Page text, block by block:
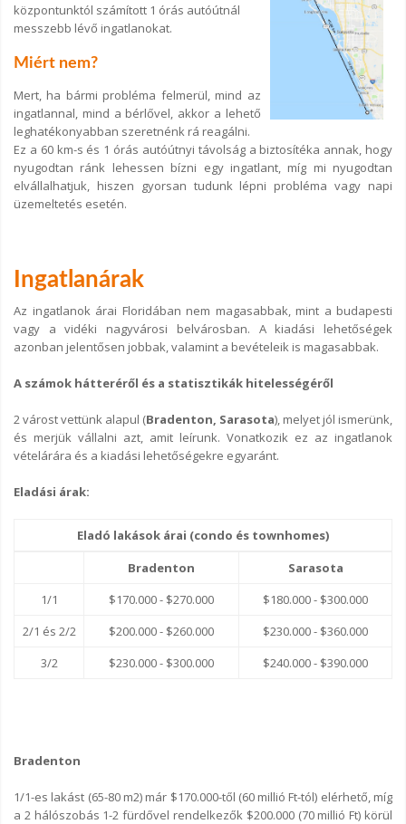
központunktól számított 1 órás autóútnál
messzebb lévő ingatlanokat.
Miért nem?
Mert, ha bármi probléma felmerül, mind az
ingatlannal, mind a bérlővel, akkor a lehető
leghatékonyabban szeretnénk rá reagálni.
Ez a 60 km-s és 1 órás autóútnyi távolság a biztosítéka annak, hogy
nyugodtan ránk lehessen bízni egy ingatlant, míg mi nyugodtan
elvállalhatjuk, hiszen gyorsan tudunk lépni probléma vagy napi
üzemeltetés esetén.
Ingatlanárak
Az ingatlanok árai Floridában nem magasabbak, mint a budapesti
vagy a vidéki nagyvárosi belvárosban. A kiadási lehetőségek
azonban jelentősen jobbak, valamint a bevételeik is magasabbak.
A számok hátteréről és a statisztikák hitelességéről
2 várost vettünk alapul (Bradenton, Sarasota), melyet jól ismerünk,
és merjük vállalni azt, amit leírunk. Vonatkozik ez az ingatlanok
vételárára és a kiadási lehetőségekre egyaránt.
Eladási árak:
Eladó lakások árai (condo és townhomes)
Bradenton
Sarasota
1/1
$170.000 - $270.000
$180.000 - $300.000
2/1 és 2/2
$200.000 - $260.000
$230.000 - $360.000
3/2
$230.000 - $300.000 $240.000 - $390.000
Bradenton
1/1-es lakást (65-80 m2) már $170.000-től (60 millió Ft-tól) elérhető, míg
a 2 hálószobás 1-2 fürdővel rendelkezők $200.000 (70 millió Ft) körül